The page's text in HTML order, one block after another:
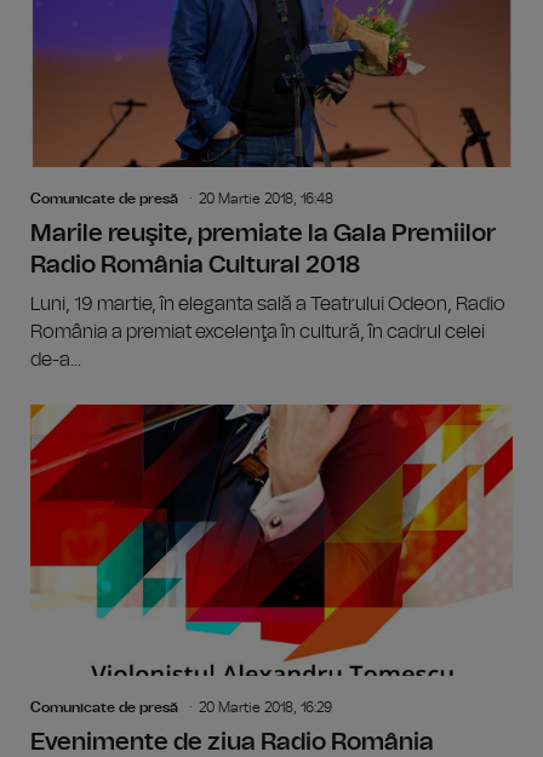
Comunicate de presă 20 Martie 2018, 16:48
Marile reuşite, premiate la Gala Premiilor
Radio România Cultural 2018
Luni, 19 martie, în eleganta sală a Teatrului Odeon, Radio
România a premiat excelenţa în cultură, în cadrul celei
de-a...
Comunicate de presă 20 Martie 2018, 16:29
Evenimente de ziua Radio România